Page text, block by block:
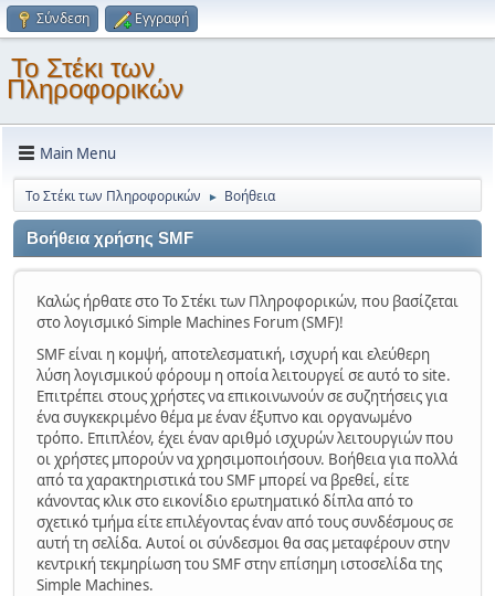
Σύνδεση Εγγραφή
Το Στέκι των
Πληροφορικών
Main Menu
Το Στέκι των Πληροφορικών ► Βοήθεια
Βοήθεια χρήσης SMF
Καλώς ήρθατε στο Το Στέκι των Πληροφορικών, που βασίζεται
στο λογισμικό Simple Machines Forum (SMF)!
SMF είναι η κομψή, αποτελεσματική, ισχυρή και ελεύθερη
λύση λογισμικού φόρουμ η οποία λειτουργεί σε αυτό το site.
Επιτρέπει στους χρήστες να επικοινωνούν σε συζητήσεις για
ένα συγκεκριμένο θέμα με έναν έξυπνο και οργανωμένο
τρόπο. Επιπλέον, έχει έναν αριθμό ισχυρών λειτουργιών που
οι χρήστες μπορούν να χρησιμοποιήσουν. Βοήθεια για πολλά
από τα χαρακτηριστικά του SMF μπορεί να βρεθεί, είτε
κάνοντας κλικ στο εικονίδιο ερωτηματικό δίπλα από το
σχετικό τμήμα είτε επιλέγοντας έναν από τους συνδέσμους σε
αυτή τη σελίδα. Αυτοί οι σύνδεσμοι θα σας μεταφέρουν στην
κεντρική τεκμηρίωση του SMF στην επίσημη ιστοσελίδα της
Simple Machines.